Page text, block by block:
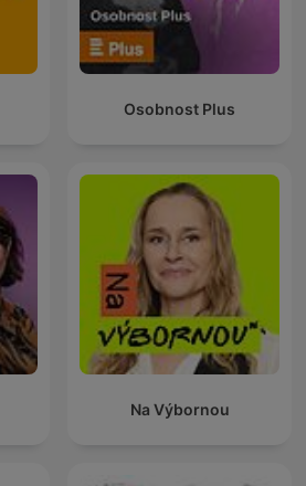
Osobnost Plus
Na Výbornou